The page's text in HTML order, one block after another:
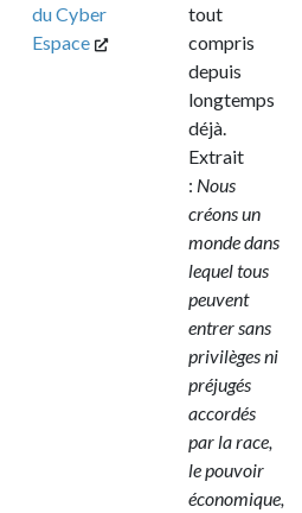
du Cyber
Espace
tout
compris
depuis
longtemps
déjà.
Extrait
: Nous
créons un
monde dans
lequel tous
peuvent
entrer sans
privilèges ni
préjugés
accordés
par la race,
le pouvoir
économique,